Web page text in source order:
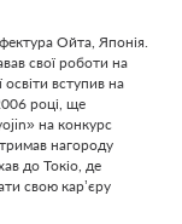
Ойта, Японія.
свої роботи на
вступив на
році, ще
на конкурс
нагороду
до Токіо, де
свою кар’єру